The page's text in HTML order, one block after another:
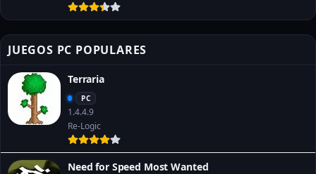
JUEGOS PC POPULARES
Terraria
PC
1.4.4.9
Re-Logic
Need for Speed Most Wanted